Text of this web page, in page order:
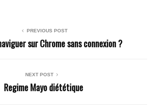
PREVIOUS POST
sur Chrome sans connexion ?
NEXT POST
Regime Mayo diététique